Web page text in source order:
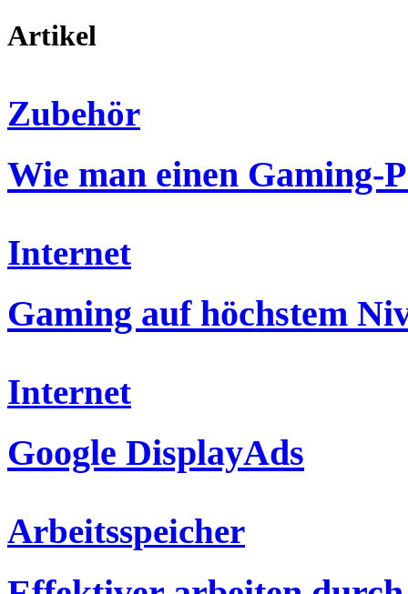
Artikel
Zubehör
Wie man einen Gaming-
Internet
Gaming auf höchstem
Internet
Google DisplayAds
Arbeitsspeicher